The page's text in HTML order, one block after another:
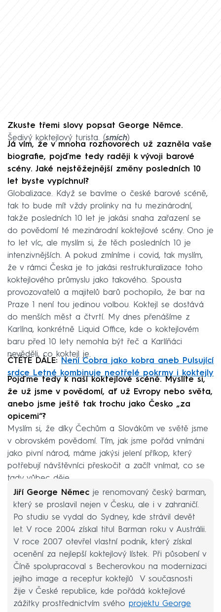
Zkuste třemi slovy popsat George Němce.
Šedivý koktejlový turista. (smích)
Já vím, že v mnoha rozhovorech už zazněla vaše
biografie, pojďme tedy raději k vývoji barové
scény. Jaké nejstěžejnější změny posledních 10
let byste vypíchnul?
Globalizace. Když se bavíme o české barové scéně,
tak to bude mít vždy prolinky na tu mezinárodní,
takže posledních 10 let je jakási snaha zařazení se
do povědomí té mezinárodní koktejlové scény. Ono je
to let víc, ale myslím si, že těch posledních 10 je
intenzivnějších. A pokud zmíníme i covid, tak myslím,
že v rámci Česka je to jakási restrukturalizace toho
koktejlového průmyslu jako takového. Spousta
provozovatelů a majitelů barů pochopilo, že bar na
Praze 1 není tou jedinou volbou. Koktejl se dostává
do menších měst a čtvrtí. My dnes přenášíme z
Karlína, konkrétně Liquid Office, kde o koktejlovém
baru před 10 lety nemohla být řeč a Karlíňáci
nevěděli, co koktejl je.
ČTĚTE DÁLE:
Není Cobra jako kobra aneb Pulsující
srdce Letné kombinuje neotřelé pokrmy i koktejly
Pojďme tedy k naší koktejlové scéně. Myslíte si,
že už jsme v povědomí, ať už Evropy nebo světa,
anebo jsme ještě tak trochu jako Česko „za
opicemi“?
Myslím si, že díky Čechům a Slovákům ve světě jsme
v obrovském povědomí. Tím, jak jsme pořád vnímáni
jako pivní národ, máme jakýsi jelení příkop, který
potřebují návštěvníci přeskočit a začít vnímat, co se
tady vůbec děje.
Jiří George Němec je renomovaný český barman,
který se proslavil nejen v Česku, ale i v zahraničí.
Po studiu se vydal do Sydney, kde strávil devět
let. V roce 2004 získal titul Barman roku v Austrálii.
V roce 2007 otevřel vlastní podnik, který získal
ocenění za nejlepší koktejlový lístek. Při působení v
Číně spolupracoval s Becherovkou na modernizaci
jejího image a receptur koktejlů ​ V současnosti
žije v České republice, kde pořádá koktejlové
zážitky prostřednictvím svého projektu George